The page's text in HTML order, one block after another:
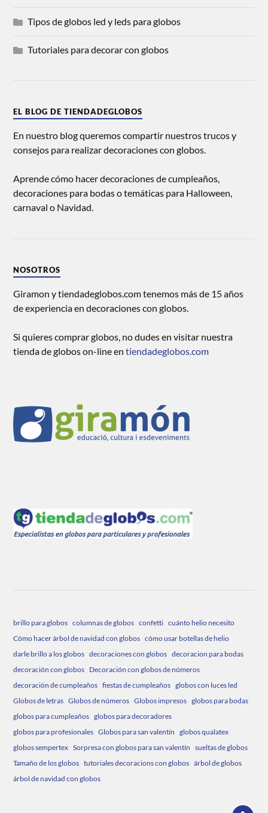
Tipos de globos led y leds para globos
Tutoriales para decorar con globos
EL BLOG DE TIENDADEGLOBOS
En nuestro blog queremos compartir nuestros trucos y
consejos para realizar decoraciones con globos.
Aprende cómo hacer decoraciones de cumpleaños,
decoraciones para bodas o temáticas para Halloween,
carnaval o Navidad.
NOSOTROS
Giramon y tiendadeglobos.com tenemos más de 15 años
de experiencia en decoraciones con globos.
Si quieres comprar globos, no dudes en visitar nuestra
tienda de globos on-line entiendadeglobos.com
brillo para globos columnas de globos confetti cuánto helio necesito
Cómo hacer árbol de navidad con globos cómo usar botellas de helio
darle brillo a los globos decoraciones con globos decoracion para bodas
decoración con globos Decoración con globos de números
decoración de cumpleaños fiestas de cumpleaños globos con luces led
Globos de letras Globos de números Globos impresos globos para bodas
globos para cumpleaños globos para decoradores
globos para profesionales Globos para san valentín
globos qualatex
globos sempertex Sorpresa con globos para san valentín
sueltas de globos
Tamaño de los globos tutoriales decoracions con globos árbol de globos
árbol de navidad con globos